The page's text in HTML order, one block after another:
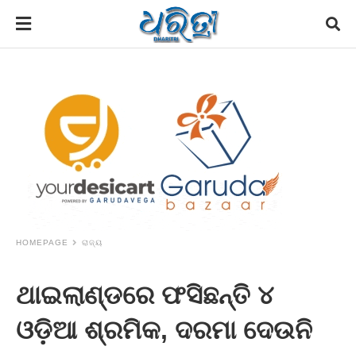
HOMEPAGE ରାଜ୍ୟ
ଥାଇଲାଣ୍ଡରେ ଫସିଛନ୍ତି ୪
ଓଡ଼ିଆ ଶ୍ରମିକ, ଦରମା ଦେଉନି